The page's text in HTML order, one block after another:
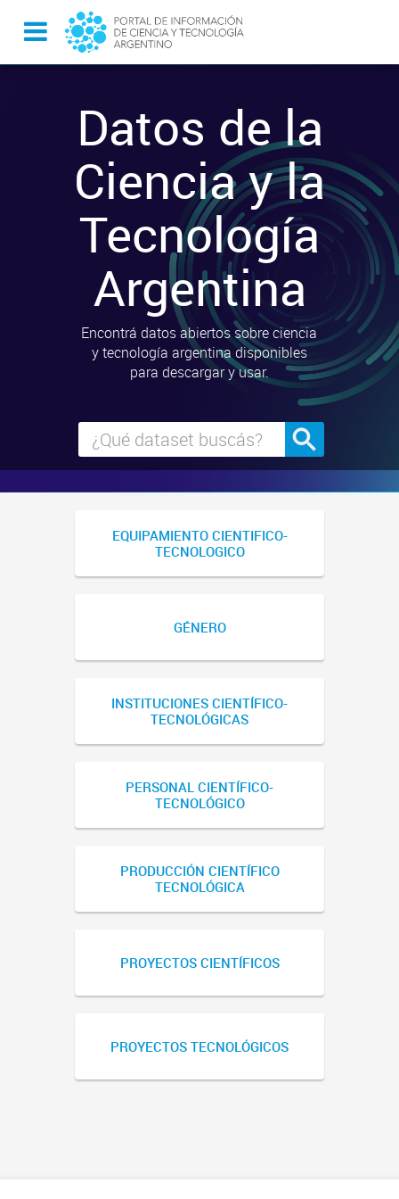
Datos de la
Ciencia y la
Tecnología
Argentina
Encontrá datos abiertos sobre ciencia
y tecnología argentina disponibles
para descargar y usar.
EQUIPAMIENTO CIENTIFICO-
TECNOLOGICO
GÉNERO
INSTITUCIONES CIENTÍFICO-
TECNOLÓGICAS
PERSONAL CIENTÍFICO-
TECNOLÓGICO
PRODUCCIÓN CIENTÍFICO
TECNOLÓGICA
PROYECTOS CIENTÍFICOS
PROYECTOS TECNOLÓGICOS